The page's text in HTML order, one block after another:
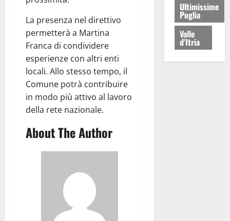
La presenza nel direttivo
permetterà a Martina
Franca di condividere
esperienze con altri enti
locali. Allo stesso tempo, il
Comune potrà contribuire
in modo più attivo al lavoro
della rete nazionale.
About The Author
Ultimissime
Puglia
Valle
d'Itria